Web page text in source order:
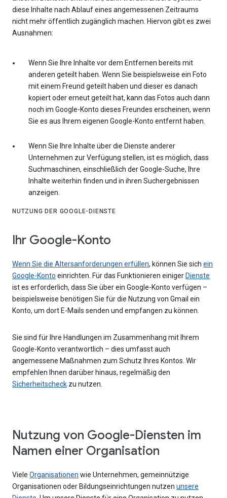
diese Inhalte nach Ablauf eines angemessenen Zeitraums
nicht mehr öffentlich zugänglich machen. Hiervon gibt es zwei
Ausnahmen:
Wenn Sie Ihre Inhalte vor dem Entfernen bereits mit
anderen geteilt haben. Wenn Sie beispielsweise ein Foto
mit einem Freund geteilt haben und dieser es danach
kopiert oder erneut geteilt hat, kann das Fotos auch dann
noch im Google-Konto dieses Freundes erscheinen, wenn
Sie es aus Ihrem eigenen Google-Konto entfernt haben.
Wenn Sie Ihre Inhalte über die Dienste anderer
Unternehmen zur Verfügung stellen, ist es möglich, dass
Suchmaschinen, einschließlich der Google-Suche, Ihre
Inhalte weiterhin finden und in ihren Suchergebnissen
anzeigen.
NUTZUNG DER GOOGLE-DIENSTE
Ihr Google-Konto
Wenn Sie die Altersanforderungen erfüllen, können Sie sich ein
Google-Konto einrichten. Für das Funktionieren einiger Dienste
ist es erforderlich, dass Sie über ein Google-Konto verfügen –
beispielsweise benötigen Sie für die Nutzung von Gmail ein
Konto, um dort E-Mails senden und empfangen zu können.
Sie sind für Ihre Handlungen im Zusammenhang mit Ihrem
Google-Konto verantwortlich – dies umfasst auch
angemessene Maßnahmen zum Schutz Ihres Kontos. Wir
empfehlen Ihnen darüber hinaus, regelmäßig den
Sicherheitscheck zu nutzen.
Nutzung von Google-Diensten im
Namen einer Organisation
Viele Organisationen wie Unternehmen, gemeinnützige
Organisationen oder Bildungseinrichtungen nutzen unsere